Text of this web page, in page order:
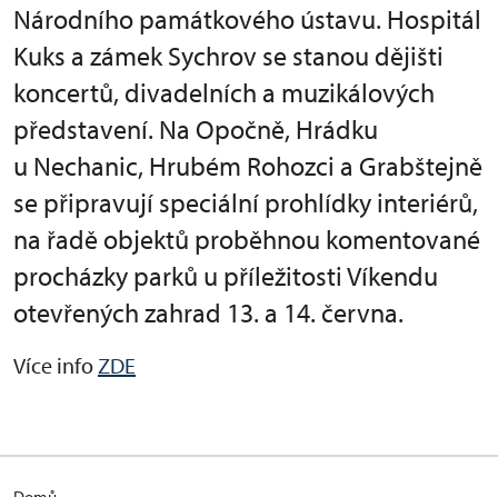
Národního památkového ústavu. Hospitál
Kuks a zámek Sychrov se stanou dějišti
koncertů, divadelních a muzikálových
představení. Na Opočně, Hrádku
u Nechanic, Hrubém Rohozci a Grabštejně
se připravují speciální prohlídky interiérů,
na řadě objektů proběhnou komentované
procházky parků u příležitosti Víkendu
otevřených zahrad 13. a 14. června.
Více infoZDE